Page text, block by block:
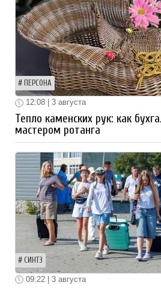
ПЕРСОНА
12:08 | 3 августа
Тепло каменских рук: как
мастером ротанга
СИНТЗ
09:22 | 3 августа